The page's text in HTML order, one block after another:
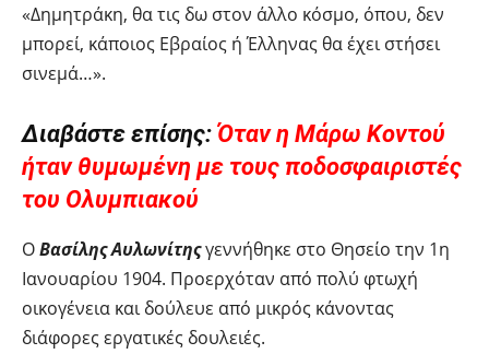
«Δημητράκη, θα τις δω στον άλλο κόσμο, όπου, δεν
μπορεί, κάποιος Εβραίος ή Έλληνας θα έχει στήσει
σινεμά…».
Διαβάστε επίσης: Όταν η Μάρω Κοντού
ήταν θυμωμένη με τους ποδοσφαιριστές
του Ολυμπιακού
ΟΒασίλης Αυλωνίτηςγεννήθηκε στο Θησείο την 1η
Ιανουαρίου 1904. Προερχόταν από πολύ φτωχή
οικογένεια και δούλευε από μικρός κάνοντας
διάφορες εργατικές δουλειές.